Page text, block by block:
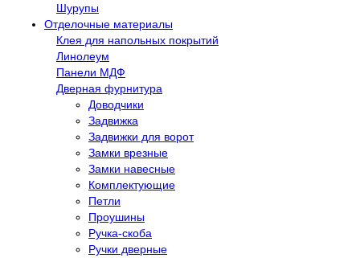
Шурупы
Отделочные материалы
Клея для напольных покрытий
Линолеум
Панели МДФ
Дверная фурнитура
Доводчики
Задвижка
Задвижки для ворот
Замки врезные
Замки навесные
Комплектующие
Петли
Проушины
Ручка-скоба
Ручки дверные